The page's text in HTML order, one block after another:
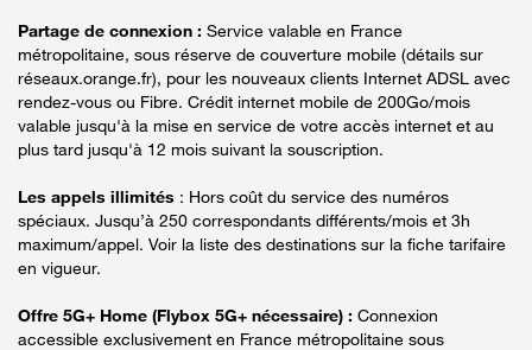
Partage de connexion : Service valable en France
métropolitaine, sous réserve de couverture mobile (détails sur
réseaux.orange.fr), pour les nouveaux clients Internet ADSL avec
rendez-vous ou Fibre. Crédit internet mobile de 200Go/mois
valable jusqu'à la mise en service de votre accès internet et au
plus tard jusqu'à 12 mois suivant la souscription.
Les appels illimités : Hors coût du service des numéros
spéciaux. Jusqu’à 250 correspondants différents/mois et 3h
maximum/appel. Voir la liste des destinations sur la fiche tarifaire
en vigueur.
Offre 5G+ Home (Flybox 5G+ nécessaire) : Connexion
accessible exclusivement en France métropolitaine sous